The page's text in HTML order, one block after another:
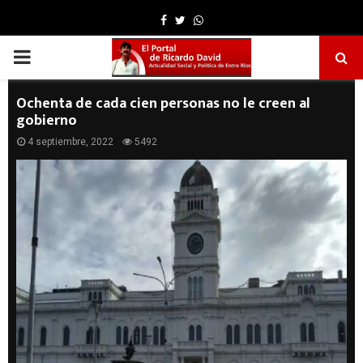
Facebook
TwitterWhatsapp
PRIMARY
MENU
Ochenta de cada cien personas no le creen al
gobierno
4 septiembre, 2022 5492